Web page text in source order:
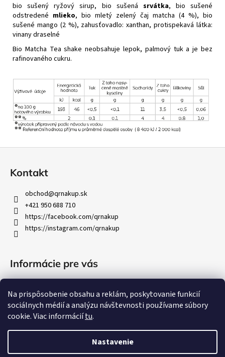
Na prispôsobenie obsahu a reklám, poskytovanie funkcií
sociálnych médií a analýzu návštevnosti používame súbory
cookie. Viac informáciítu.
Nastavenie
bio sušený ryžový sirup, bio sušená srvátka, bio sušené
odstredené mlieko, bio mletý zelený čaj matcha (4 %), bio
sušené mango (2 %), zahusťovadlo: xanthan, protispekavá látka:
vinany draselné
Bio Matcha Tea shake neobsahuje lepok, palmový tuk a je bez
rafinovaného cukru.
Kontakt
obchod@qrnakup.sk
+421 950 688 710
https://facebook.com/qrnakup
https://instagram.com/qrnakup
Informácie pre vás
Obchodné podmienky
Ochrana osobných údajov